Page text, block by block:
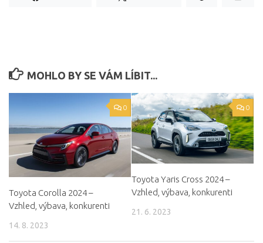
MOHLO BY SE VÁM LÍBIT...
0
Toyota Corolla 2024 –
Vzhled, výbava, konkurenti
14. 8. 2023
0
Toyota Yaris Cross 2024 –
Vzhled, výbava, konkurenti
21. 6. 2023